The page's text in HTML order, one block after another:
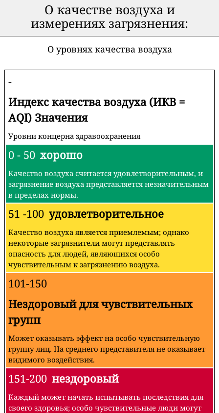
О качестве воздуха и
измерениях загрязнения:
О уровнях качества воздуха
-
Индекс качества воздуха (ИКВ =
AQI) Значения
Уровни концерна здравоохранения
0 - 50 хорошо
Качество воздуха считается удовлетворительным, и
загрязнение воздуха представляется незначительным
в пределах нормы.
51 -100 удовлетворительное
Качество воздуха является приемлемым; однако
некоторые загрязнители могут представлять
опасность для людей, являющихся особо
чувствительным к загрязнению воздуха.
101-150
Нездоровый для чувствительных
групп
Может оказывать эффект на особо чувствительную
группу лиц. На среднего представителя не оказывает
видимого воздействия.
151-200 нездоровый
Каждый может начать испытывать последствия для
своего здоровья; особо чувствительные люди могут